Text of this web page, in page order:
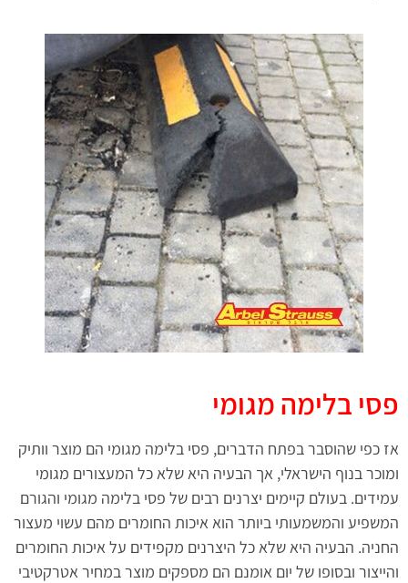
פסי בלימה מגומי
אז כפי שהוסבר בפתח הדברים, פסי בלימה מגומי הם מוצר וותיק
ומוכר בנוף הישראלי, אך הבעיה היא שלא כל המעצורים מגומי
עמידים. בעולם קיימים יצרנים רבים של פסי בלימה מגומי והגורם
המשפיע והמשמעותי ביותר הוא איכות החומרים מהם עשוי מעצור
החניה. הבעיה היא שלא כל היצרנים מקפידים על איכות החומרים
והייצור ובסופו של יום אומנם הם מספקים מוצר במחיר אטרקטיבי